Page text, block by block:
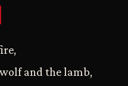
and the lamb,